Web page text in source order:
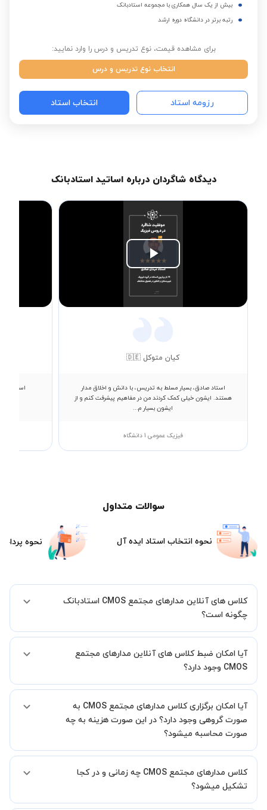
بیش از یک سال همکاری با مجموعه استادبانک
رتبه برتر در دانشگاه دوره ارشد
برای مشاهده قیمت، نوع تدریس و درس را وارد نمایید:
انتخاب نوع تدریس و درس
رزومه استاد انتخاب استاد
دیدگاه شاگردان درباره اساتید استادبانک
Play
Video
کیان متوکل 🇩🇪
استاد صادق، بسیار مسلط به تدریس، با دانش و اخلاق مدار
هستند. ایشون خیلی کمک کردند من در مفاهیم پیشرفت کنم و از
ایشون بسیار م...
فیزیک عمومی 1 دانشگاه
استاد
سوالات متداول
نحوه انتخاب استاد ایده آل نحوه
کلاس های آنلاین مدارهای مجتمع CMOS استادبانک
چگونه است؟
شما میدهیم که استاد شما پیش از جلسه تمامی موارد لازم برای برگزاری
یک کلاس آنلاین با کیفیت و مفید را به شما توضیح خواهند داد.
آیا امکان ضبط کلاس های آنلاین مدارهای مجتمع
CMOS وجود دارد؟
کنید.
آیا امکان برگزاری کلاس مدارهای مجتمع CMOS به
صورت گروهی وجود دارد؟ در این صورت هزینه به چه
صورت محاسبه میشود؟
اما در صورتیکه مایل هستید کلاس ها را در کنار دوستان و یا آشنایان خود
به صورت گروهی برگزار کنید، این امکان وجود دارد. در این حالت، به ازای هر
کلاس مدارهای مجتمع CMOS چه زمانی و در کجا
تشکیل میشود؟